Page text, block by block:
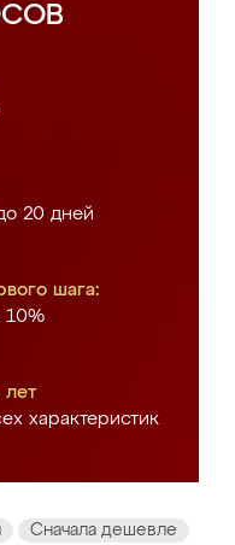
20 дней
шага:
10%
лет
характеристик
Сначала дешевле